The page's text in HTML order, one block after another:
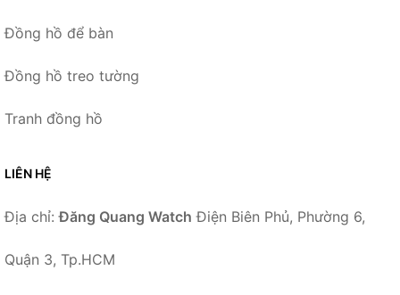
Đồng hồ để bàn
Đồng hồ treo tường
Tranh đồng hồ
LIÊN HỆ
Địa chỉ:Đăng Quang Watch Điện Biên Phủ, Phường 6,
Quận 3, Tp.HCM